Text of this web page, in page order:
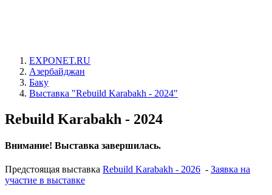
EXPONET.RU
Азербайджан
Баку
Выставка "Rebuild Karabakh - 2024"
Rebuild Karabakh - 2024
Внимание! Выставка завершилась.
Предстоящая выставка Rebuild Karabakh - 2026 - Заявка на
участие в выставке